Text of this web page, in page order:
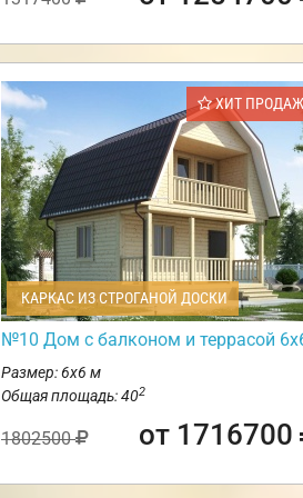
ХИТ ПРОДАЖ
КАРКАС ИЗ СТРОГАНОЙ ДОСКИ
№10 Дом с балконом и террасой
Размер: 6х6 м
Общая площадь: 402
1802500 от 1716700